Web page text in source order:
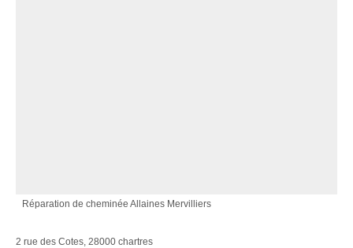
Réparation de cheminée Allaines Mervilliers
2 rue des Cotes, 28000 chartres